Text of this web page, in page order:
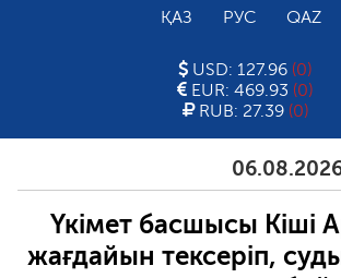
ҚАЗ РУС QAZ
USD: 127.96 (0)
EUR: 469.93 (0)
RUB: 27.39 (0)
06.08.2026
Үкімет басшысы Кіші
жағдайын тексеріп,